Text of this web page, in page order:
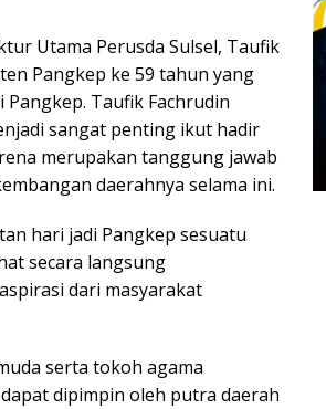
Utama Perusda Sulsel, Taufik
Pangkep ke 59 tahun yang
Taufik Fachrudin
sangat penting ikut hadir
merupakan tanggung jawab
daerahnya selama ini.
hari jadi Pangkep sesuatu
secara langsung
dari masyarakat
serta tokoh agama
dipimpin oleh putra daerah